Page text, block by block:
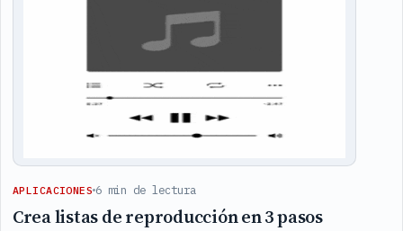
APLICACIONES 6 min de lectura
Crea listas de reproducción en 3 pasos